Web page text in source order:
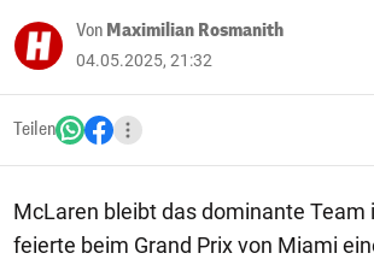
Von Maximilian Rosmanith
04.05.2025, 21:32
Teilen
McLaren bleibt das dominante Team
feierte beim Grand Prix von Miami